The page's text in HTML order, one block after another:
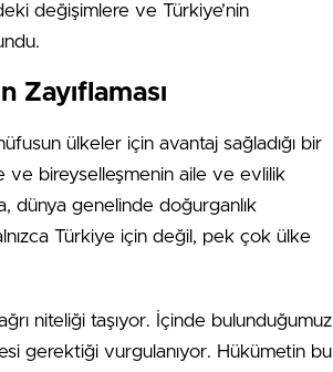
değişimlere ve Türkiye’nin
Zayıflaması
ülkeler için avantaj sağladığı bir
ve bireyselleşmenin aile ve evlilik
dünya genelinde doğurganlık
Türkiye için değil, pek çok ülke
niteliği taşıyor. İçinde bulunduğumuz
gerektiği vurgulanıyor. Hükümetin bu